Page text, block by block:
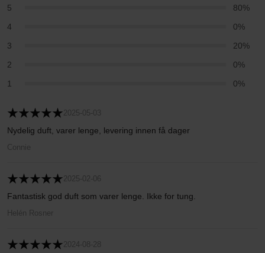
5
80%
4
0%
3
20%
2
0%
1
0%
2025-05-03
Nydelig duft, varer lenge, levering innen få dager
Connie
2025-02-06
Fantastisk god duft som varer lenge. Ikke for tung.
Helén Rosner
2024-08-28